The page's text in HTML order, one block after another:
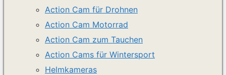
Action Cam für Drohnen
Action Cam Motorrad
Action Cam zum Tauchen
Action Cams für Wintersport
Helmkameras